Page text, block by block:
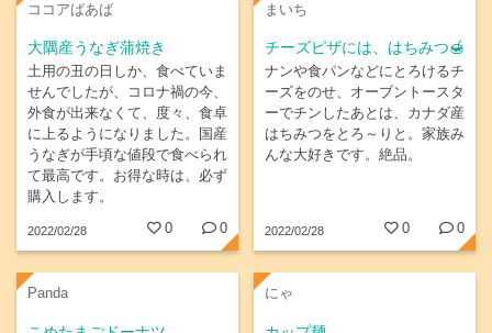
ココアばあば
大隅産うなぎ蒲焼き
土用の丑の日しか、食べていま
せんでしたが、コロナ禍の今、
外食が出来なくて、度々、食卓
に上るようになりました。国産
うなぎが手頃な値段で食べられ
て最高です。お得な時は、必ず
購入します。
2022/02/28 0 0
まいち
チーズピザには、はちみつ🍯
ナンや食パンなどにとろけるチ
ーズをのせ、オーブントースタ
ーでチンしたあとは、カナダ産
はちみつをとろ～りと。家族み
んな大好きです。絶品。
2022/02/28 0 0
Panda にゃ